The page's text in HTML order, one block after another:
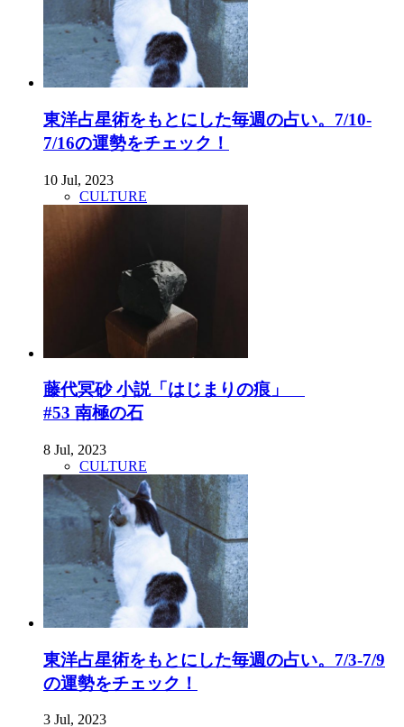
東洋占星術をもとにした毎週の占い。7/10-
7/16の運勢をチェック！
10 Jul, 2023
CULTURE
藤代冥砂 小説「はじまりの痕」
#53 南極の石
8 Jul, 2023
CULTURE
東洋占星術をもとにした毎週の占い。7/3-7/9
の運勢をチェック！
3 Jul, 2023